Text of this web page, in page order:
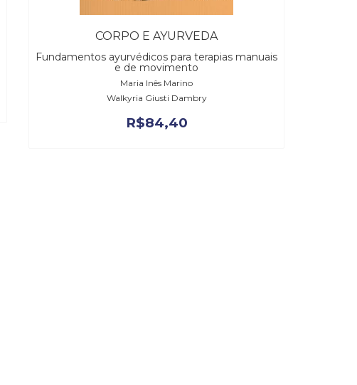
CORPO E AYURVEDA
Fundamentos ayurvédicos para terapias manuais
e de movimento
Maria Inês Marino
Walkyria Giusti Dambry
R$84,40